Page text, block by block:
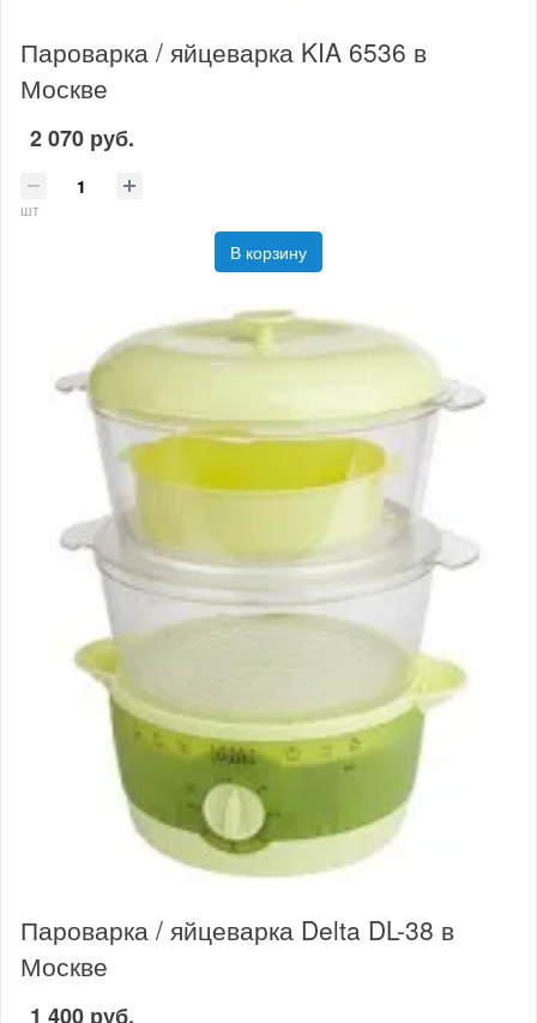
Пароварка / яйцеварка KIA 6536 в
Москве
2 070 руб.
шт
В корзину
Пароварка / яйцеварка Delta DL-38 в
Москве
1 400 руб.